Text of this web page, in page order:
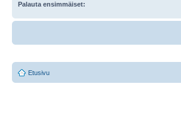
Palauta ensimmäiset:
Etusivu